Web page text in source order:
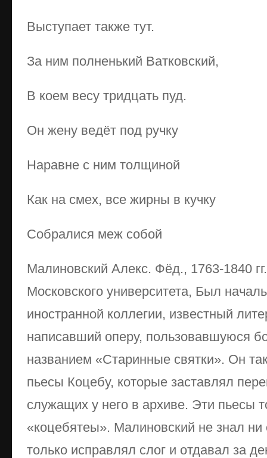
Выступает также тут.
За ним полненький Ватковский,
В коем весу тридцать пуд.
Он жену ведёт под ручку
Наравне с ним толщиной
Как на смех, все жирны в кучку
Собралися меж собой
Малиновский Алекс. Фёд., 1763-1840
Московского университета, Был
иностранной коллегии, известный
написавший оперу, пользовавшуюся
названием «Старинные святки». Он
пьесы Коцебу, которые заставлял
служащих у него в архиве. Эти пьесы
«коцебятеы». Малиновский не знал
только исправлял слог и отдавал за